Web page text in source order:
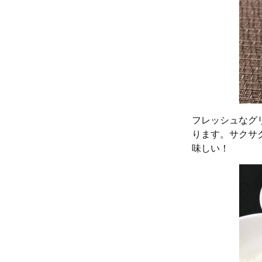
フレッシュなグ
ります。サク
味しい！